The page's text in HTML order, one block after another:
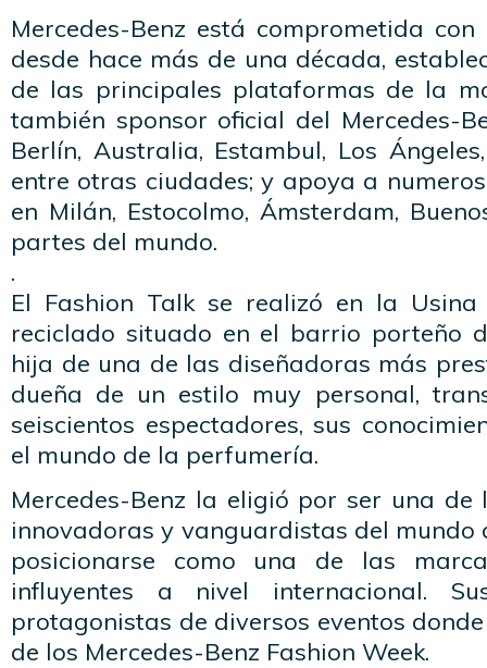
Mercedes-Benz está comprometida
desde hace más de una década,
de las principales plataformas de la
también sponsor oficial del Mercedes-
Berlín, Australia, Estambul, Los
entre otras ciudades; y apoya a
en Milán, Estocolmo, Ámsterdam,
partes del mundo.
.
El Fashion Talk se realizó en la
reciclado situado en el barrio porteño
hija de una de las diseñadoras más
dueña de un estilo muy personal,
seiscientos espectadores, sus
el mundo de la perfumería.
Mercedes-Benz la eligió por ser una de
innovadoras y vanguardistas del mundo
posicionarse como una de las
influyentes a nivel internacional.
protagonistas de diversos eventos
de los Mercedes-Benz Fashion Week.